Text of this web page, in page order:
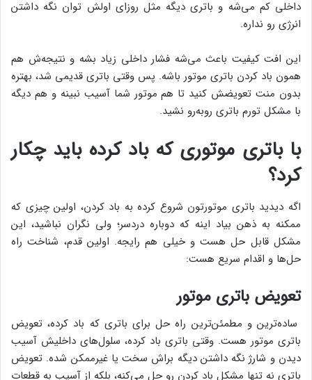
داخلی کم می‌شه و باتری دیگه مثل روزای اولش توان نگه داشتن
انرژی رو نداره.
این افت کیفیت باعث می‌شه فشار داخلی زیاد بشه و نتیجه‌ش هم
همون باد کردن باتری موتور باشه. پس وقتی باتری قدیمی شد، بهتره
بدون منت تعویضش کنید تا هم موتور شما آسیب نبینه و هم دیگه
با مشکل تورم باتری روبه‌رو نشید.
با باتری موتوری که باد کرده باید چکار
کرد؟
اگه دیدید باتری موتورتون شروع کرده به باد کردن، اولین چیزی که
ممکنه به ذهن بیاد اینه که دوباره دردسر؛ ولی نگران نباشید، این
مشکل قابل حل هست و خیلی هم رایجه. اولین قدم، شناخت راه
حل‌ها و اقدام سریع هست:
تعویض باتری موتور
ساده‌ترین و مطمئن‌ترین راه حل برای باتری که باد کرده، تعویض
باتری موتور هست. وقتی باتری باد کرده، سلول‌های داخلیش آسیب
دیدن و شارژ نگه داشتن دیگه براش سخت یا غیرممکن شده. تعویض
باتری نه تنها مشکل باد کردن رو حل می‌کنه، بلکه از آسیب به قطعات